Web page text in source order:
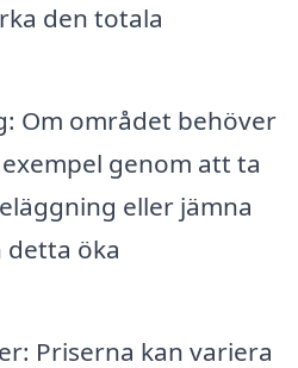
den totala
Om området behöver
genom att ta
eller jämna
detta öka
Priserna kan variera